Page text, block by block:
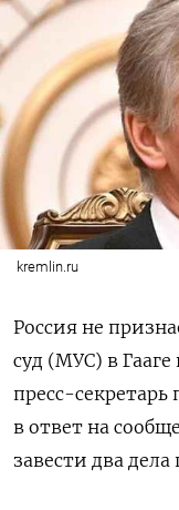
kremlin.ru
Россия не
суд (МУС) в
пресс-
в ответ на
завести два